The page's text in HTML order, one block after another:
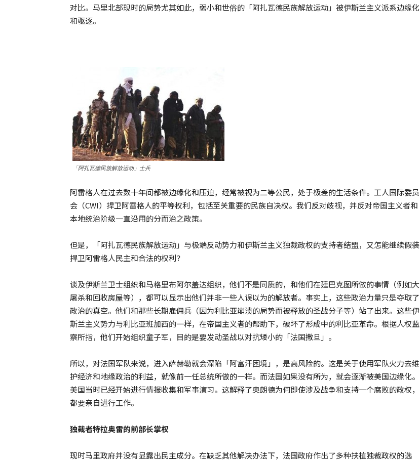
对比。马里北部现时的局势尤其如此，弱小和世俗的「阿扎瓦德民族解放运动」被伊斯兰主义派系边缘化
和驱逐。
「阿扎瓦德民族解放运动」士兵
阿雷格人在过去数十年间都被边缘化和压迫，经常被视为二等公民，处于极差的生活条件。工人国际委员
会（CWI）捍卫阿雷格人的平等权利，包括至关重要的民族自决权。我们反对歧视，并反对帝国主义者和
本地统治阶级一直沿用的分而治之政策。
但是，「阿扎瓦德民族解放运动」与极端反动势力和伊斯兰主义独裁政权的支持者结盟，又怎能继续假装
捍卫阿雷格人民主和合法的权利？
谈及伊斯兰卫士组织和马格里布阿尔盖达组织，他们不是同质的，和他们在廷巴克图所做的事情（例如大
屠杀和回收房屋等），都可以显示出他们并非一些人误以为的解放者。事实上，这些政治力量只是夺取了
政治的真空。他们和那些长期雇佣兵（因为利比亚崩溃的局势而被释放的圣战分子等）站了出来。这些伊
斯兰主义势力与利比亚班加西的一样，在帝国主义者的帮助下，破坏了形成中的利比亚革命。根据人权监
察所指，他们开始组织童子军，目的是要发动圣战以对抗矮小的「法国撒旦」。
所以，对法国军队来说，进入萨赫勒就会深陷「阿富汗困境」，是高风险的。这是关于使用军队火力去维
护经济和地缘政治的利益，就像前一任总统所做的一样。而法国如果没有所为，就会逐渐被美国边缘化。
美国当时已经开始进行情报收集和军事演习。这解释了奥朗德为何即使涉及战争和支持一个腐败的政权，
都要亲自进行工作。
独裁者特拉奥雷的前部长掌权
现时马里政府并没有显露出民主成分。在缺乏其他解决办法下，法国政府作出了多种扶植独裁政权的选